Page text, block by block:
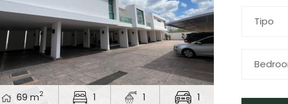
69 m2 1 1 1
Tipo